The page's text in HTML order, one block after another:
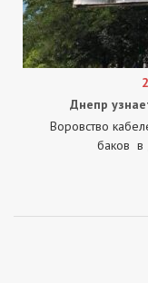
Днепр
Воровство
баков в